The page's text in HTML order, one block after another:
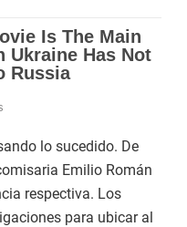
lo sucedido. De
Emilio Román
respectiva. Los
para ubicar al